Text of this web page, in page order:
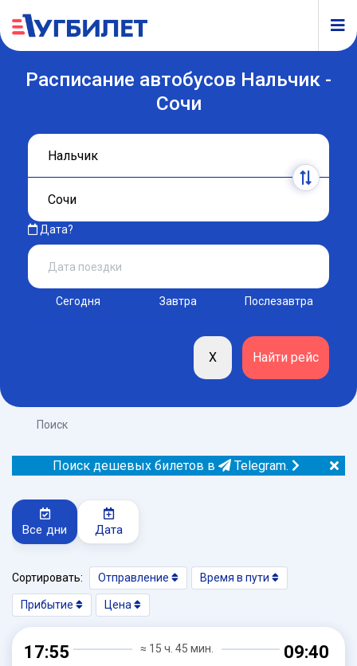
Расписание автобусов Нальчик -
Сочи
Дата?
Сегодня Завтра Послезавтра
Поиск
Поиск дешевых билетов в Telegram.
Все дни Дата
Сортировать: Отправление Время в пути
Прибытие Цена
17:55 ≈ 15 ч. 45 мин. 09:40